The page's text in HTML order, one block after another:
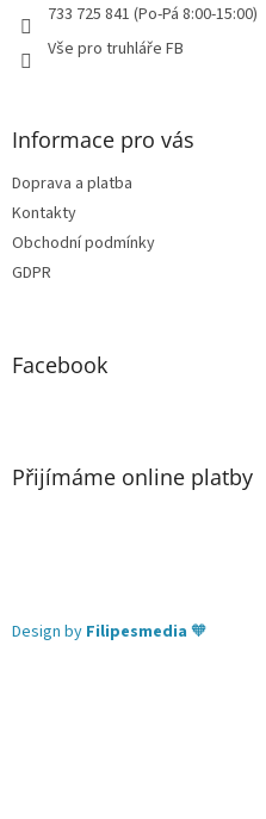
733 725 841 (Po-Pá 8:00-15:00)
Vše pro truhláře FB
Informace pro vás
Doprava a platba
Kontakty
Obchodní podmínky
GDPR
Facebook
Přijímáme online platby
Design by Filipesmedia 🧡